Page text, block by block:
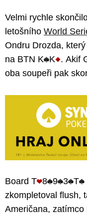
Velmi rychle
letošního World
Ondru Drozda,
na BTN K K . Akif
oba soupeři pak
Board T 8 9 3 T
zkompletoval flush,
Američana,